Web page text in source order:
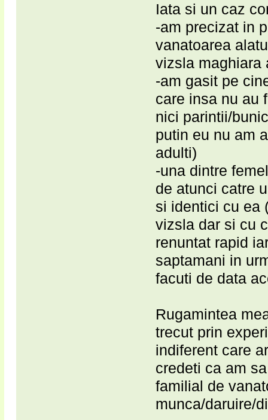
Iata si un caz
-am precizat in
vanatoarea
vizsla maghiara
-am gasit pe
care insa nu au
nici parintii/
putin eu nu am
adulti)
-una dintre
de atunci catre
si identici cu ea
vizsla dar si cu
renuntat rapid
saptamani in
facuti de data
Rugamintea
trecut prin
indiferent care
credeti ca am
familial de
munca/daruire/